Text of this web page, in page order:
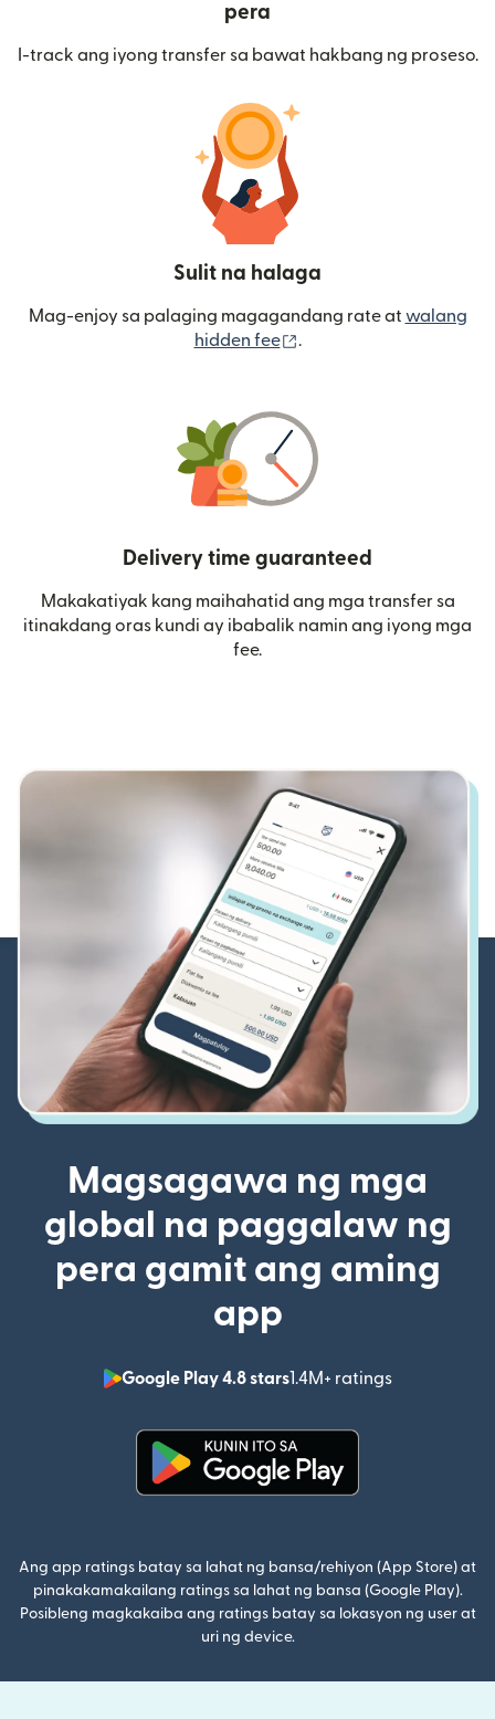
pera
I-track ang iyong transfer sa bawat hakbang ng proseso.
Sulit na halaga
Mag-enjoy sa palaging magagandang rate at walang
hidden fee
.
Delivery time guaranteed
Makakatiyak kang maihahatid ang mga transfer sa
itinakdang oras kundi ay ibabalik namin ang iyong mga
fee.
Magsagawa ng mga
global na paggalaw ng
pera gamit ang aming
app
Google Play 4.8 stars1.4M+ ratings
(bubukas
Ang app ratings batay sa lahat ng bansa/rehiyon (App Store) at
pinakakamakailang ratings sa lahat ng bansa (Google Play).
Posibleng magkakaiba ang ratings batay sa lokasyon ng user at
uri ng device.